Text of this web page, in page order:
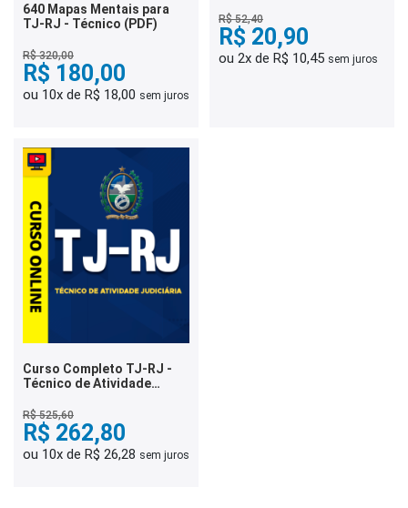
640 Mapas Mentais para
TJ-RJ - Técnico (PDF)
R$ 320,00
R$ 180,00
ou 10x de R$ 18,00 sem juros
Questões
R$ 52,40
R$ 20,90
ou 2x de R$ 10,45 sem juros
Curso Completo TJ-RJ -
Técnico de Atividade
R$ 525,60
R$ 262,80
ou 10x de R$ 26,28 sem juros